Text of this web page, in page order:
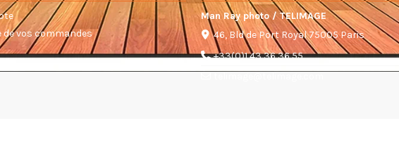
de vos commandes
Man Ray photo / TELIMAGE
46, Bld de Port Royal 75005 Paris
+33(0)1 43 36 36 55